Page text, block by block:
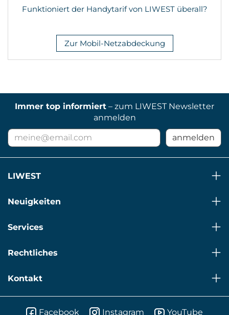
Funktioniert der Handytarif von LIWEST überall?
Zur Mobil-Netzabdeckung
Immer top informiert – zum LIWEST Newsletter
anmelden
Mail
Adresse
anmelden
LIWEST
Neuigkeiten
Services
Rechtliches
Kontakt
Facebook Instagram YouTube